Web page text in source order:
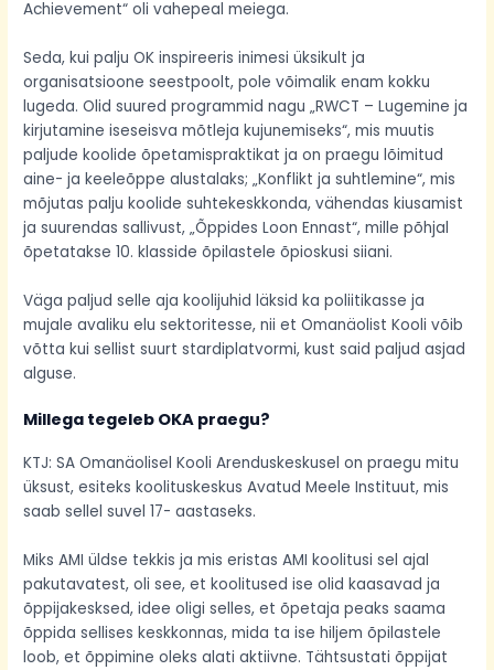
Achievement“ oli vahepeal meiega.
Seda, kui palju OK inspireeris inimesi üksikult ja
organisatsioone seestpoolt, pole võimalik enam kokku
lugeda. Olid suured programmid nagu „RWCT – Lugemine ja
kirjutamine iseseisva mõtleja kujunemiseks“, mis muutis
paljude koolide õpetamispraktikat ja on praegu lõimitud
aine- ja keeleõppe alustalaks; „Konflikt ja suhtlemine“, mis
mõjutas palju koolide suhtekeskkonda, vähendas kiusamist
ja suurendas sallivust, „Õppides Loon Ennast“, mille põhjal
õpetatakse 10. klasside õpilastele õpioskusi siiani.
Väga paljud selle aja koolijuhid läksid ka poliitikasse ja
mujale avaliku elu sektoritesse, nii et Omanäolist Kooli võib
võtta kui sellist suurt stardiplatvormi, kust said paljud asjad
alguse.
Millega tegeleb OKA praegu?
KTJ: SA Omanäolisel Kooli Arenduskeskusel on praegu mitu
üksust, esiteks koolituskeskus Avatud Meele Instituut, mis
saab sellel suvel 17- aastaseks.
Miks AMI üldse tekkis ja mis eristas AMI koolitusi sel ajal
pakutavatest, oli see, et koolitused ise olid kaasavad ja
õppijakesksed, idee oligi selles, et õpetaja peaks saama
õppida sellises keskkonnas, mida ta ise hiljem õpilastele
loob, et õppimine oleks alati aktiivne. Tähtsustati õppijat